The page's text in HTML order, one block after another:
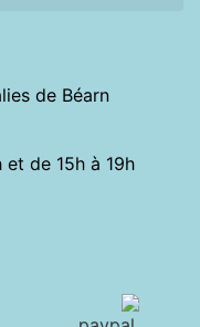
de Béarn
de 15h à 19h